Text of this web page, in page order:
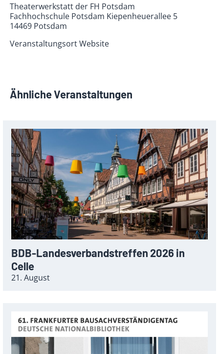
Theaterwerkstatt der FH Potsdam
Fachhochschule Potsdam Kiepenheuerallee 5
14469 Potsdam
Veranstaltungsort Website
Ähnliche Veranstaltungen
BDB-Landesverbandstreffen 2026 in
Celle
21. August